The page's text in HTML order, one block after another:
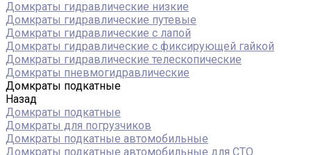
Домкраты гидравлические низкие
Домкраты гидравлические путевые
Домкраты гидравлические с лапой
Домкраты гидравлические с фиксирующей гайкой
Домкраты гидравлические телескопические
Домкраты пневмогидравлические
Домкраты подкатные
Назад
Домкраты подкатные
Домкраты для погрузчиков
Домкраты подкатные автомобильные
Домкраты подкатные автомобильные для СТО